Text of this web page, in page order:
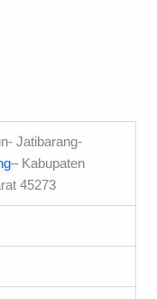
Jatibarang-
– Kabupaten
45273